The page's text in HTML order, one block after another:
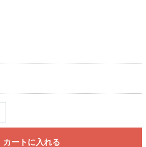
カートに入れる